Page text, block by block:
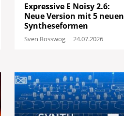
Expressive E Noisy 2.6:
Neue Version mit 5 neuen
Syntheseformen
Sven Rosswog 24.07.2026